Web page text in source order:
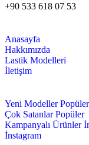
+90 533 618 07 53
Anasayfa
Hakkımızda
Lastik Modelleri
İletişim
Yeni Modeller
Çok Satanlar
Kampanyalı Ürünler
İnstagram